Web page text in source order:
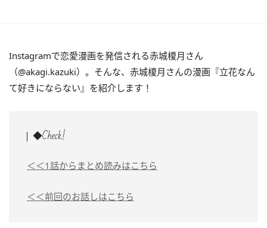
Instagramで恋愛漫画を発信される赤城榎月さん
（@akagi.kazuki）。そんな、赤城榎月さんの漫画『立花なん
て好きにならない』を紹介します！
◆Check!
＜＜1話からまとめ読みはこちら
＜＜前回のお話しはこちら